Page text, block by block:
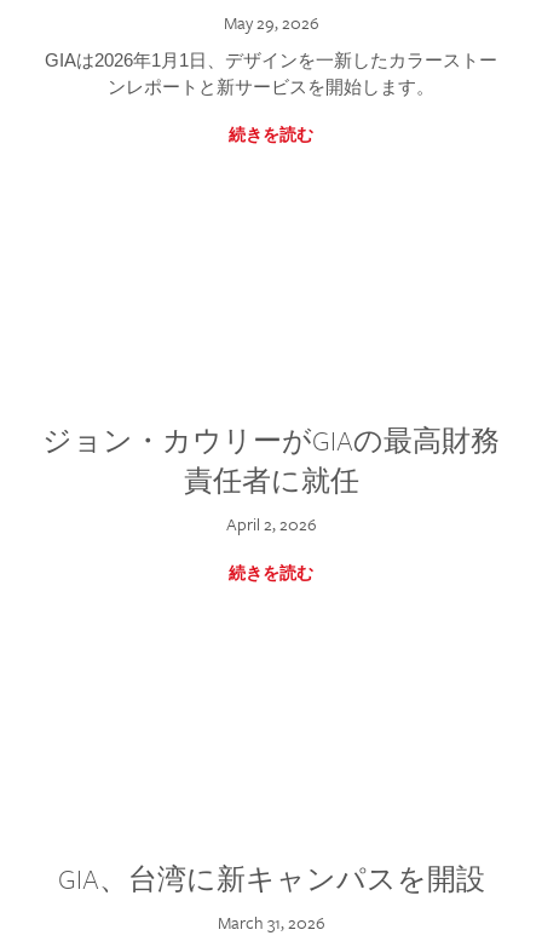
May 29, 2026
GIAは2026年1月1日、デザインを一新したカラーストー
ンレポートと新サービスを開始します。
続きを読む
ジョン・カウリーがGIAの最高財務
責任者に就任
April 2, 2026
続きを読む
GIA、台湾に新キャンパスを開設
March 31, 2026